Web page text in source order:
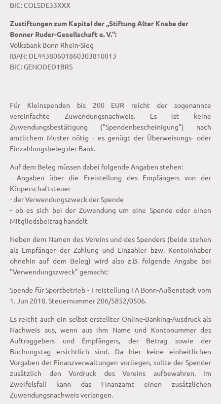
BIC: COLSDE33XXX
Zustiftungen zum Kapital der „Stiftung Alter Knabe der
Bonner Ruder-Gesellschaft e. V.“:
Volksbank Bonn Rhein-Sieg
IBAN: DE44380601860303810013
BIC: GENODED1BRS
Für Kleinspenden bis 200 EUR reicht der sogenannte
vereinfachte Zuwendungsnachweis. Es ist keine
Zuwendungsbestätigung ("Spendenbescheinigung") nach
amtlichem Muster nötig - es genügt der Überweisungs- oder
Einzahlungsbeleg der Bank.
Auf dem Beleg müssen dabei folgende Angaben stehen:
- Angaben über die Freistellung des Empfängers von der
Körperschaftsteuer
- der Verwendungszweck der Spende
- ob es sich bei der Zuwendung um eine Spende oder einen
Mitgliedsbeitrag handelt
Neben dem Namen des Vereins und des Spenders (beide stehen
als Empfänger der Zahlung und Einzahler bzw. Kontoinhaber
ohnehin auf dem Beleg) wird also z.B. folgende Angabe bei
"Verwendungszweck" gemacht:
Spende für Sportbetrieb - Freistellung FA Bonn-Außenstadt vom
1. Jun 2018, Steuernummer 206/5852/0506.
Es reicht auch ein selbst erstellter Online-Banking-Ausdruck als
Nachweis aus, wenn aus ihm Name und Kontonummer des
Auftraggebers und Empfängers, der Betrag sowie der
Buchungstag ersichtlich sind. Da hier keine einheitlichen
Vorgaben der Finanzverwaltungen vorliegen, sollte der Spender
zusätzlich den Vordruck des Vereins aufbewahren. Im
Zweifelsfall kann das Finanzamt einen zusätzlichen
Zuwendungsnachweis verlangen.